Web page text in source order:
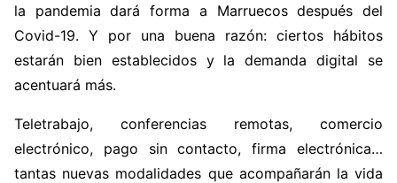
la pandemia dará forma a Marruecos después del
Covid-19. Y por una buena razón: ciertos hábitos
estarán bien establecidos y la demanda digital se
acentuará más.
Teletrabajo, conferencias remotas, comercio
electrónico, pago sin contacto, firma electrónica…
tantas nuevas modalidades que acompañarán la vida